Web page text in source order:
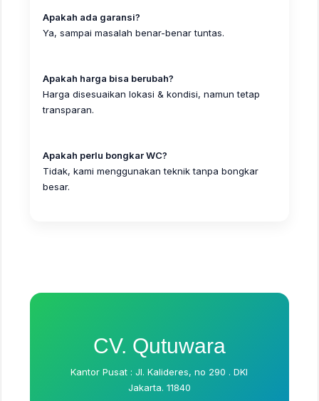
Apakah ada garansi?
Ya, sampai masalah benar-benar tuntas.
Apakah harga bisa berubah?
Harga disesuaikan lokasi & kondisi, namun tetap
transparan.
Apakah perlu bongkar WC?
Tidak, kami menggunakan teknik tanpa bongkar
besar.
CV. Qutuwara
Kantor Pusat : Jl. Kalideres, no 290 . DKI
Jakarta. 11840